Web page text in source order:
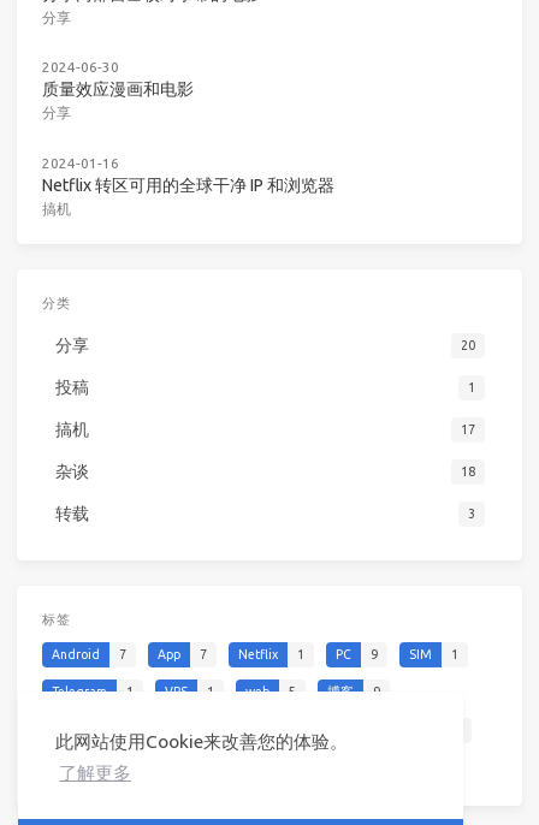
此网站使用Cookie来改善您的体验。
了解更多
分享
2024-06-30
质量效应漫画和电影
分享
2024-01-16
Netflix 转区可用的全球干净 IP 和浏览器
搞机
分类
分享 20
投稿 1
搞机 17
杂谈 18
转载 3
标签
Android 7 App 7 Netflix 1 PC 9 SIM 1
Telegram 1 VPS 1 web 5 博客 9
博物馆 娱乐
旅行 2